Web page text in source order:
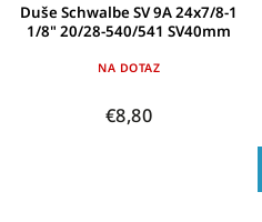
Duše Schwalbe SV 9A 24x7/8-1
1/8" 20/28-540/541 SV40mm
NA DOTAZ
€8,80